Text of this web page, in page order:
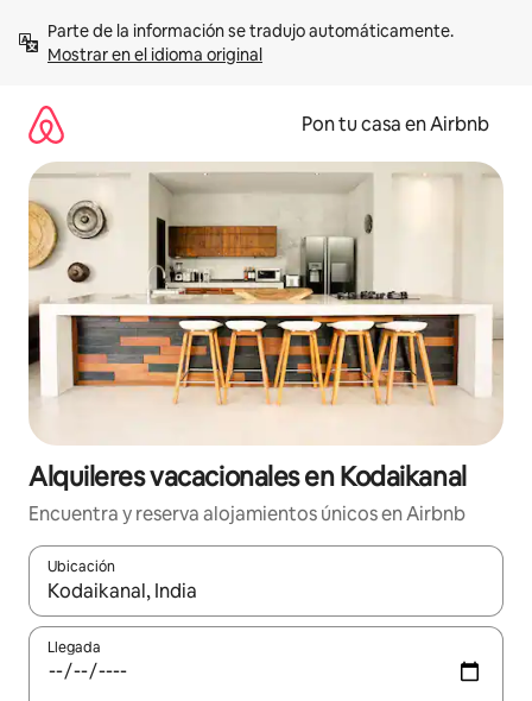
contenidoMostrar en el idioma original
Pon tu casa en Airbnb
Alquileres vacacionales en Kodaikanal
Encuentra y reserva alojamientos únicos en Airbnb
Ubicación
Cuando los resultados estén disponibles, navega con las
Llegada